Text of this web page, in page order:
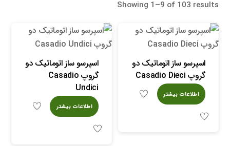
Showing 1–9 of 103 results
اسپرسو ساز اتوماتیک دو
گروپ Casadio Dieci
اطلاعات بیشتر
اسپرسو ساز اتوماتیک دو
گروپ Casadio
Undici
اطلاعات بیشتر